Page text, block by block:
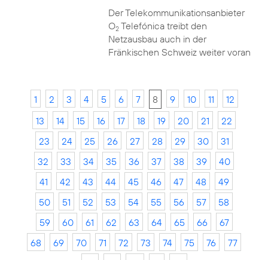
Der Telekommunikationsanbieter
O2Telefónica treibt den
Netzausbau auch in der
Fränkischen Schweiz weiter voran
1 2 3 4 5 6 7 8 9 10 11
12
13
14 15 16 17 18 19 20 21
22
23
24 25 26 27 28 29 30
31
32
33 34 35 36 37 38 39
40
41
42 43 44 45 46 47 48
49
50
51 52 53 54 55 56 57
58
59
60 61 62 63 64 65 66
67
68
69 70 71 72 73 74 75 76
77